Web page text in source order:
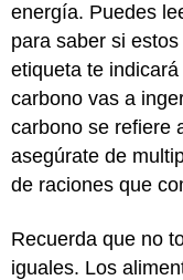
energía. Puedes
para saber si
etiqueta te
carbono vas a
carbono se refiere
asegúrate de
de raciones que
Recuerda que no
iguales. Los